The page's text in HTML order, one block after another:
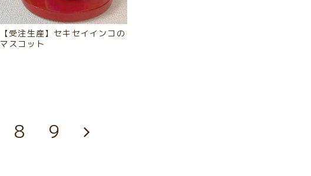
【受注生産】セキセイインコの
マスコット
8 9